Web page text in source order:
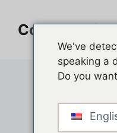
contenuComment
We've
speaking a
Do you